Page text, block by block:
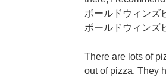
ボールドウィンズ
ボールドウィンズ
There are lots of
out of pizza. They